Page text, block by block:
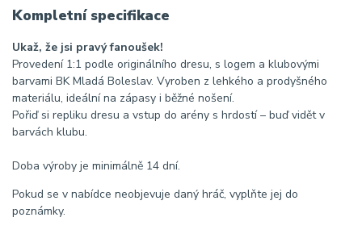
Kompletní specifikace
Ukaž, že jsi pravý fanoušek!
Provedení 1:1 podle originálního dresu, s logem a klubovými
barvami BK Mladá Boleslav. Vyroben z lehkého a prodyšného
materiálu, ideální na zápasy i běžné nošení.
Pořiď si repliku dresu a vstup do arény s hrdostí – buď vidět v
barvách klubu.
Doba výroby je minimálně 14 dní.
Pokud se v nabídce neobjevuje daný hráč, vyplňte jej do
poznámky.